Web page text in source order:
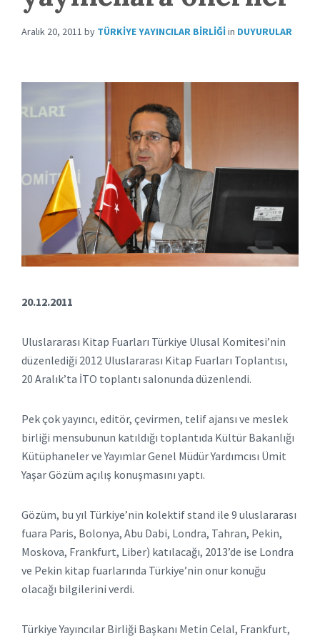
Aralık 20, 2011 by TÜRKIYE YAYINCILAR BIRLIĞIin DUYURULAR
20.12.2011
Uluslararası Kitap Fuarları Türkiye Ulusal Komitesi’nin
düzenlediği 2012 Uluslararası Kitap Fuarları Toplantısı,
20 Aralık’ta İTO toplantı salonunda düzenlendi.
Pek çok yayıncı, editör, çevirmen, telif ajansı ve meslek
birliği mensubunun katıldığı toplantıda Kültür Bakanlığı
Kütüphaneler ve Yayımlar Genel Müdür Yardımcısı Ümit
Yaşar Gözüm açılış konuşmasını yaptı.
Gözüm, bu yıl Türkiye’nin kolektif stand ile 9 uluslararası
fuara Paris, Bolonya, Abu Dabi, Londra, Tahran, Pekin,
Moskova, Frankfurt, Liber) katılacağı, 2013’de ise Londra
ve Pekin kitap fuarlarında Türkiye’nin onur konuğu
olacağı bilgilerini verdi.
Türkiye Yayıncılar Birliği Başkanı Metin Celal, Frankfurt,